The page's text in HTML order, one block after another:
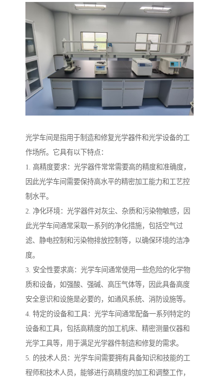
光学车间是指用于制造和修复光学器件和光学设备的工
作场所。它具有以下特点：
1. 高精度要求：光学器件常常需要高的精度和准确度，
因此光学车间需要保持高水平的精密加工能力和工艺控
制水平。
2. 净化环境：光学器件对灰尘、杂质和污染物敏感，因
此光学车间通常采取一系列的净化措施，包括空气过
滤、静电控制和污染物排放控制等，以确保环境的洁净
度。
3. 安全性要求高：光学车间通常使用一些危险的化学物
质和设备，如强酸、强碱、高压气体等，因此具备高度
安全意识和设施是必要的，如通风系统、消防设施等。
4. 特定的设备和工具：光学车间通常配备一系列特定的
设备和工具，包括高精度的加工机床、精密测量仪器和
光学工具等，用于满足光学器件制造和修复的需求。
5. 的技术人员：光学车间需要拥有具备知识和技能的工
程师和技术人员，能够进行高精度的加工和调整工作，